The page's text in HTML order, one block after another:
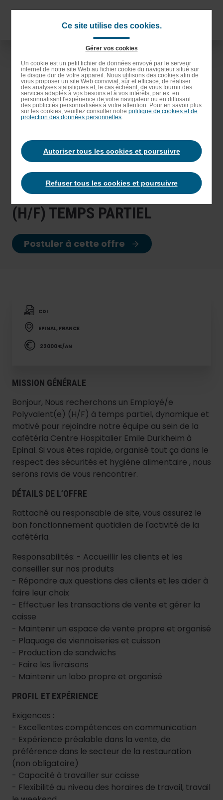
Passer
recherche
EMPLOYÉ/E POLYVALENT(E)
(H/F) TEMPS PARTIEL
Postuler à cette offre
CDI
EPINAL, FRANCE
22000 €/AN
MISSION GÉNÉRALE
Bonjour, Nous recherchons un Employé/e
Polyvalent(e) (H/F) à temps partiel, dynamique et
motivé pour rejoindre notre équipe au sein de la
cafétéria Centre Hospitalier Emile Durkheim à
Epinal. Si vous êtes rapide, organisé tout ça dans le
respect des sécurités et hygiène alimentaire , nous
serons ravis de vous rencontrer.
DÉTAILS DE L’OFFRE
Rattaché au responsable de site, vous assurez le
bon fonctionnement quotidien de l'activité de la
cafétéria.
Responsabilités: - Accueillir les clients et les
conseiller sur nos produits
- Répondre aux questions des clients et les aider à
faire leur choix
- Effectuer les transactions de vente et gérer la
caisse
- Maintenir un espace de vente propre et organisé
- Plaquage de viennoiseries et cuisson
- Production de sandwichs
- Faire les livraisons
- Maintenir un labo propre et organisé
PROFIL ET EXPÉRIENCE
Exigences :
- Excellentes compétences en communication
- Expérience préalable dans la vente, de
préférence dans le secteur de la restauration
(non obligatoire)
- Capacité à travailler sur caisse
- Flexibilité au niveau des horaires de travail, travail
Ce site utilise des cookies.
Gérer vos cookies
Un cookie est un petit fichier de données envoyé par le serveur
internet de notre site Web au fichier cookie du navigateur situé sur
le disque dur de votre appareil. Nous utilisons des cookies afin de
vous proposer un site Web convivial, sûr et efficace, de réaliser
des analyses statistiques et, le cas échéant, de vous fournir des
services adaptés à vos besoins et à vos intérêts, par ex. en
personnalisant l'expérience de votre navigateur ou en diffusant
des publicités personnalisées à votre attention. Pour en savoir plus
sur les cookies, veuillez consulter notrepolitique de cookies et de
protection des données personnelles.
Autoriser tous les cookies et poursuivre
Refuser tous les cookies et poursuivre